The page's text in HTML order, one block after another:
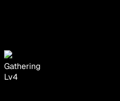
Gathering
Lv4